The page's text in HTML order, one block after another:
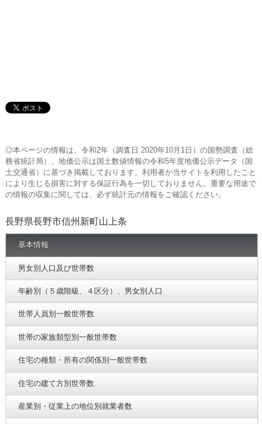
◎本ページの情報は、令和2年（調査日 2020年10月1日）の国勢調査（総
務省統計局）、地価公示は国土数値情報の令和5年度地価公示データ（国
土交通省）に基づき掲載しております。利用者が当サイトを利用したこと
により生じる損害に対する保証行為を一切しておりません。重要な用途で
の情報の収集に関しては、必ず統計元の情報をご確認ください。
長野県長野市信州新町山上条
基本情報
男女別人口及び世帯数
年齢別（５歳階級、４区分）、男女別人口
世帯人員別一般世帯数
世帯の家族類型別一般世帯数
住宅の種類・所有の関係別一般世帯数
住宅の建て方別世帯数
産業別・従業上の地位別就業者数